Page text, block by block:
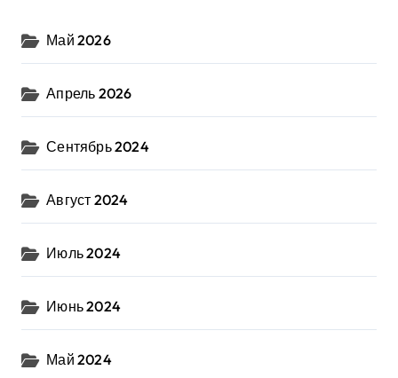
Май 2026
Апрель 2026
Сентябрь 2024
Август 2024
Июль 2024
Июнь 2024
Май 2024